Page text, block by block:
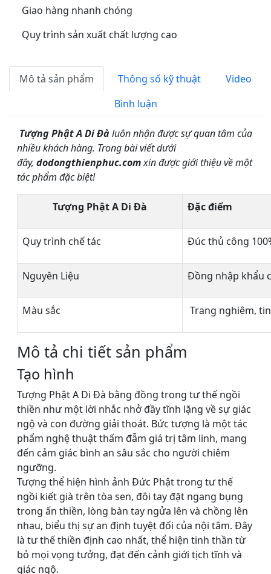
Giao hàng nhanh chóng
Quy trình sản xuất chất lượng cao
Mô tả sản phẩm Thông số kỹ thuật
Video
Bình luận
Tượng Phật A Di Đàluôn nhận được sự quan tâm của
nhiều khách hàng. Trong bài viết dưới
đây, dodongthienphuc.comxin được giới thiệu về một
tác phẩm đặc biệt!
Tượng Phật A Di Đà Đặc điểm
Quy trình chế tác Đúc thủ công
Nguyên Liệu Đồng nhập khẩu
Màu sắc Trang nghiêm,
Mô tả chi tiết sản phẩm
Tạo hình
Tượng Phật A Di Đà bằng đồng trong tư thế ngồi
thiền như một lời nhắc nhở đầy tĩnh lặng về sự giác
ngộ và con đường giải thoát. Bức tượng là một tác
phẩm nghệ thuật thấm đẫm giá trị tâm linh, mang
đến cảm giác bình an sâu sắc cho người chiêm
ngưỡng.
Tượng thể hiện hình ảnh Đức Phật trong tư thế
ngồi kiết già trên tòa sen, đôi tay đặt ngang bụng
trong ấn thiền, lòng bàn tay ngửa lên và chồng lên
nhau, biểu thị sự an định tuyệt đối của nội tâm. Đây
là tư thế thiền định cao nhất, thể hiện tinh thần từ
bỏ mọi vọng tưởng, đạt đến cảnh giới tịch tĩnh và
giác ngộ.